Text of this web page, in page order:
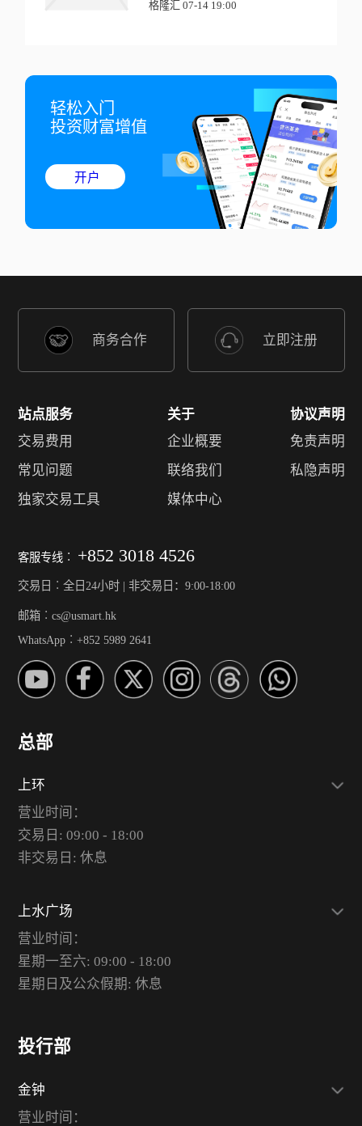
格隆汇 07-14 19:00
轻松入门
投资财富增值
开户
商务合作 立即注册
站点服务
交易费用
常见问题
独家交易工具
关于
企业概要
联络我们
媒体中心
协议声明
免责声明
私隐声明
客服专线︰ +852 3018 4526
交易日︰全日24小时 | 非交易日：9:00-18:00
邮箱︰cs@usmart.hk
WhatsApp︰+852 5989 2641
总部
上环
营业时间：
交易日: 09:00 - 18:00
非交易日: 休息
上水广场
营业时间：
星期一至六: 09:00 - 18:00
星期日及公众假期: 休息
投行部
金钟
营业时间：